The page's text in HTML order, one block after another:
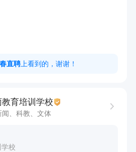
关经验，熟悉招生市场者优
直聘 上看到的，谢谢！
育培训学校
闻、科教、文体
校